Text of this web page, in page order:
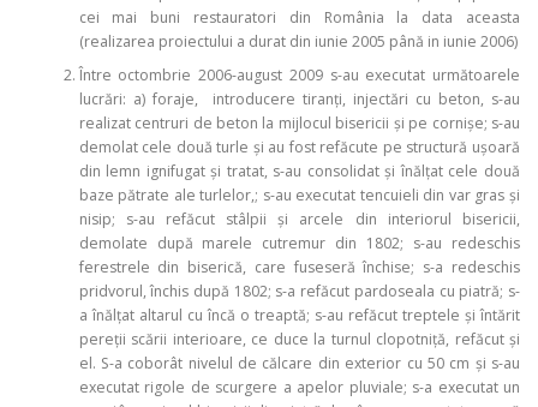
cei mai buni restauratori din România la data aceasta
(realizarea proiectului a durat din iunie 2005 până in iunie 2006)
Între octombrie 2006-august 2009 s-au executat următoarele
lucrări: a) foraje, introducere tiranţi, injectări cu beton, s-au
realizat centruri de beton la mijlocul bisericii şi pe cornişe; s-au
demolat cele două turle şi au fost refăcute pe structură uşoară
din lemn ignifugat şi tratat, s-au consolidat şi înălţat cele două
baze pătrate ale turlelor,; s-au executat tencuieli din var gras şi
nisip; s-au refăcut stâlpii şi arcele din interiorul bisericii,
demolate după marele cutremur din 1802; s-au redeschis
ferestrele din biserică, care fuseseră închise; s-a redeschis
pridvorul, închis după 1802; s-a refăcut pardoseala cu piatră; s-
a înălţat altarul cu încă o treaptă; s-au refăcut treptele şi întărit
pereţii scării interioare, ce duce la turnul clopotniţă, refăcut și
el. S-a coborât nivelul de călcare din exterior cu 50 cm şi s-au
executat rigole de scurgere a apelor pluviale; s-a executat un